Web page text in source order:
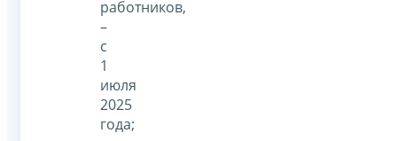
работников,
–
с
1
июля
2025
года;